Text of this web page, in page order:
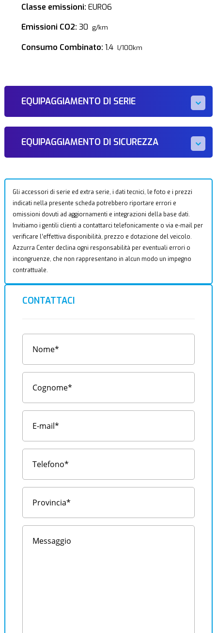
Classe emissioni: EURO6
Emissioni CO2: 30 g/km
Consumo Combinato: 1.4 l/100km
EQUIPAGGIAMENTO DI SERIE
EQUIPAGGIAMENTO DI SICUREZZA
Gli accessori di serie ed extra serie, i dati tecnici, le foto e i prezzi
indicati nella presente scheda potrebbero riportare errori e
omissioni dovuti ad aggiornamenti e integrazioni della base dati.
Invitiamo i gentili clienti a contattarci telefonicamente o via e-mail per
verificare l’effettiva disponibilità, prezzo e dotazione del veicolo.
Azzurra Center declina ogni responsabilità per eventuali errori o
incongruenze, che non rappresentano in alcun modo un impegno
contrattuale.
CONTATTACI